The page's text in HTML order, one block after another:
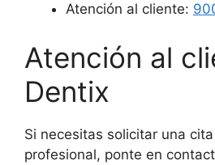
Atención al cliente:
Atención al
Dentix
Si necesitas solicitar una
profesional, ponte en